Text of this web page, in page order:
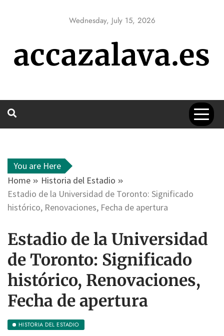
Wednesday, July 15, 2026
accazalava.es
You are Here
Home
Historia del Estadio
Estadio de la Universidad de Toronto: Significado
histórico, Renovaciones, Fecha de apertura
Estadio de la Universidad
de Toronto: Significado
histórico, Renovaciones,
Fecha de apertura
HISTORIA DEL ESTADIO